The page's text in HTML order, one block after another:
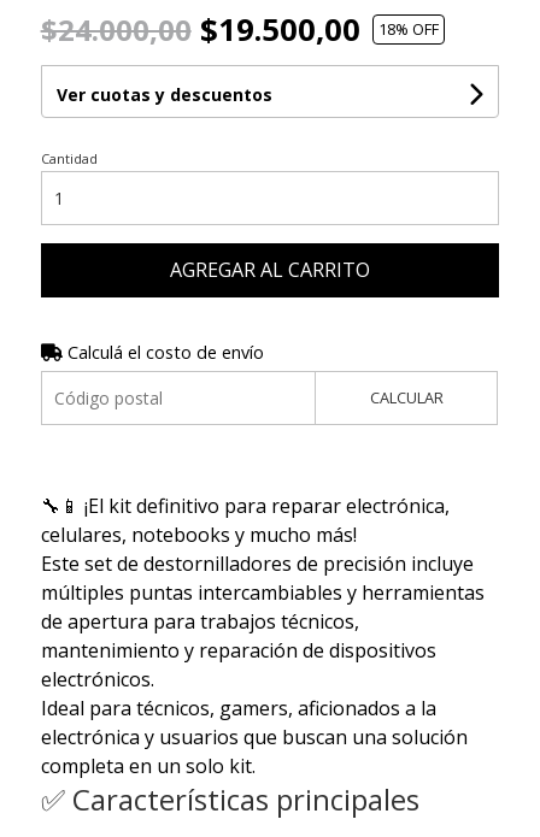
$24.000,00$19.500,00 18% OFF
Ver cuotas y descuentos
Cantidad
AGREGAR AL CARRITO
Calculá el costo de envío
CALCULAR
🔧📱 ¡El kit definitivo para reparar electrónica,
celulares, notebooks y mucho más!
Este set de destornilladores de precisión incluye
múltiples puntas intercambiables y herramientas
de apertura para trabajos técnicos,
mantenimiento y reparación de dispositivos
electrónicos.
Ideal para técnicos, gamers, aficionados a la
electrónica y usuarios que buscan una solución
completa en un solo kit.
✅ Características principales